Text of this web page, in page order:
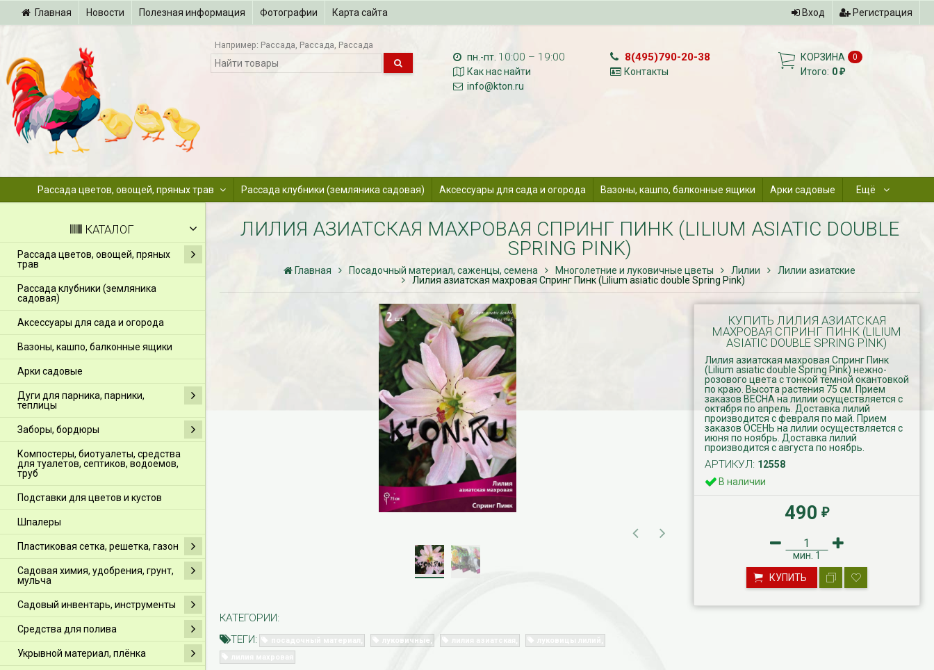
Главная Новости Полезная информация Фотографии Карта сайта Вход Регистрация
Например: Рассада Рассада Рассада
пн.-пт. 10:00 – 19:00
Как нас найти
info@kton.ru
8(495)790-20-38
Контакты
КОРЗИНА 0
Итого: 0₽
Рассада цветов, овощей, пряных трав Рассада клубники (земляника садовая) Аксессуары для сада и огорода Вазоны, кашпо, балконные ящики Арки садовые Ещё
КАТАЛОГ
Рассада цветов, овощей, пряных
трав
Рассада клубники (земляника
садовая)
Аксессуары для сада и огорода
Вазоны, кашпо, балконные ящики
Арки садовые
Дуги для парника, парники,
теплицы
Заборы, бордюры
Компостеры, биотуалеты, средства
для туалетов, септиков, водоемов,
труб
Подставки для цветов и кустов
Шпалеры
Пластиковая сетка, решетка, газон
Садовая химия, удобрения, грунт,
мульча
Садовый инвентарь, инструменты
Средства для полива
Укрывной материал, плёнка
ЛИЛИЯ АЗИАТСКАЯ МАХРОВАЯ СПРИНГ ПИНК (LILIUM ASIATIC DOUBLE
SPRING PINK)
Главная Посадочный материал, саженцы, семена Многолетние и луковичные цветы Лилии
Лилии азиатские
Лилия азиатская махровая Спринг Пинк (Lilium asiatic double Spring Pink)
КУПИТЬ ЛИЛИЯ АЗИАТСКАЯ
МАХРОВАЯ СПРИНГ ПИНК (LILIUM
ASIATIC DOUBLE SPRING PINK)
Лилия азиатская махровая Спринг Пинк
(Lilium asiatic double Spring Pink) нежно-
розового цвета с тонкой тёмной окантовкой
по краю. Высота растения 75 см. Прием
заказов ВЕСНА на лилии осуществляется с
октября по апрель. Доставка лилий
производится с февраля по май. Прием
заказов ОСЕНЬ на лилии осуществляется с
июня по ноябрь. Доставка лилий
производится с августа по ноябрь.
АРТИКУЛ: 12558
В наличии
490 ₽
мин. 1
КУПИТЬ
КАТЕГОРИИ:
ТЕГИ:
луковичные